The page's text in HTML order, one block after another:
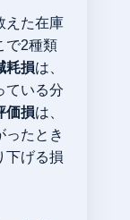
えた在庫
で2種類
耗損は、
ている分
価損は、
ったとき
下げる損